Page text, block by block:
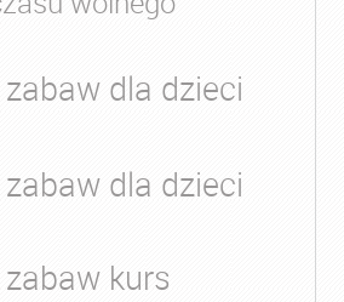
dla dzieci
dla dzieci
kurs